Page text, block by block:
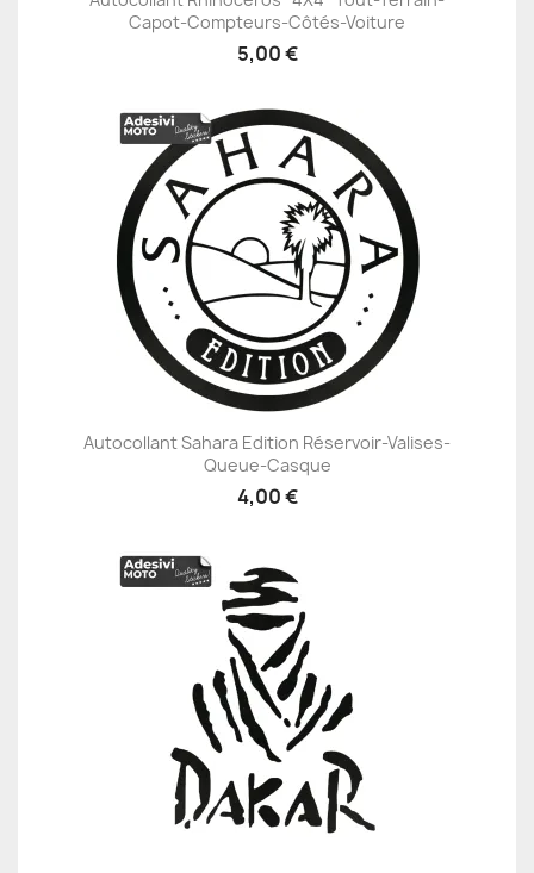
Capot-Compteurs-Côtés-Voiture
5,00 €
Autocollant Sahara Edition Réservoir-Valises-
Queue-Casque
4,00 €